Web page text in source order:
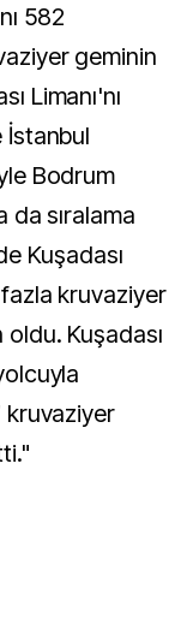
582
geminin
Limanı'nı
İstanbul
Bodrum
da sıralama
Kuşadası
kruvaziyer
Kuşadası
kruvaziyer